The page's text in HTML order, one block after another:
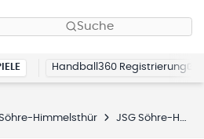
Suche
Handball360 Registrierung
Himmelsthür JSG Söhre-Himmelsthür II